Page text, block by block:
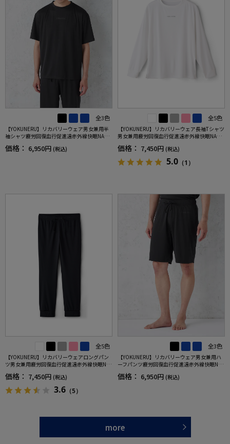
全3色
【YOKUNERU】リカバリーウェア男女兼用半
袖シャツ疲労回復血行促進遠赤外線快眠NANO
MIX(R)【一般医療機器】SS～LLサイズ
価格： 6,950円 (税込)
全5色
【YOKUNERU】リカバリーウェア長袖Tシャツ
男女兼用疲労回復血行促進遠赤外線快眠NANO
MIX(R)【一般医療機器】SS～LLサイズ
価格： 7,450円 (税込)
5.0 （1）
全5色
【YOKUNERU】リカバリーウェアロングパン
ツ男女兼用疲労回復血行促進遠赤外線快眠NA
NOMIX(R)【一般医療機器】SS～LLサイズ
価格： 7,450円 (税込)
3.6 （5）
全3色
【YOKUNERU】リカバリーウェア男女兼用ハ
ーフパンツ疲労回復血行促進遠赤外線快眠NA
NOMIX(R)【一般医療機器】SS～LLサイズ
価格： 6,950円 (税込)
more